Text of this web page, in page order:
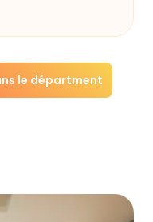
le départment